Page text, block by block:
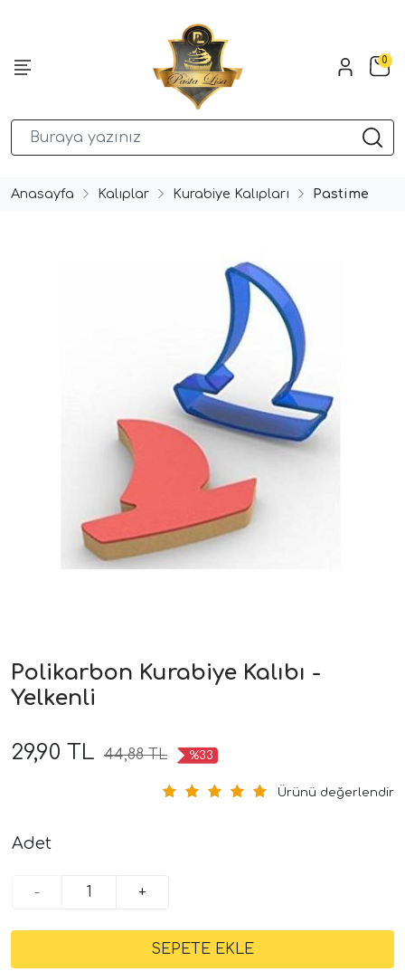
0
Anasayfa Kalıplar Kurabiye Kalıpları Pastime
Polikarbon Kurabiye Kalıbı -
Yelkenli
29,90 TL 44,88 TL %33
Ürünü değerlendir
Adet
- +